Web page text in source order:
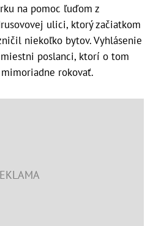
na pomoc ľuďom z
ulici, ktorý začiatkom
niekoľko bytov. Vyhlásenie
poslanci, ktorí o tom
rokovať.